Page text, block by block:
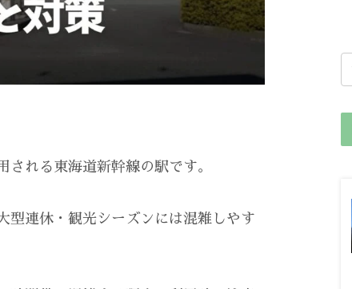
れる東海道新幹線の駅です。
型連休・観光シーズンには混雑しやす